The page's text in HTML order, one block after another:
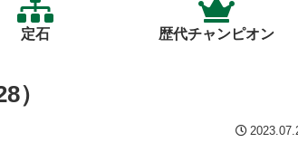
定石 歴代チャンピオン
）